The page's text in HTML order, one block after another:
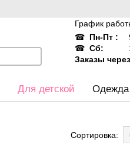
График
☎ Пн-Пт :
☎Сб:
Заказы
Для детской Одежда
Сортировка: